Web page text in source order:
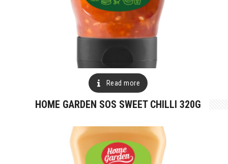
Read more
HOME GARDEN SOS SWEET CHILLI 320G